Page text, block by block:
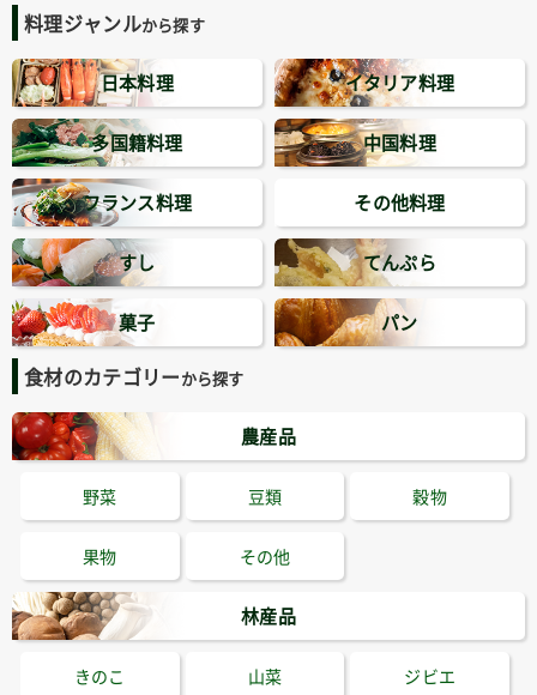
料理ジャンルから探す
日本料理 イタリア料理
多国籍料理 中国料理
フランス料理 その他料理
すし てんぷら
菓子 パン
食材のカテゴリーから探す
農産品
野菜 豆類 穀物
果物 その他
林産品
きのこ 山菜 ジビエ